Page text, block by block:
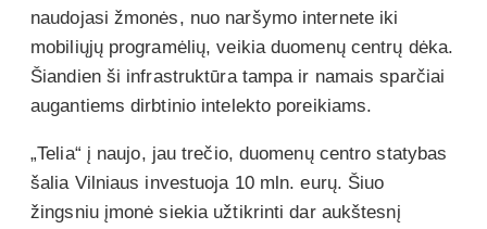
naudojasi žmonės, nuo naršymo internete iki
mobiliųjų programėlių, veikia duomenų centrų dėka.
Šiandien ši infrastruktūra tampa ir namais sparčiai
augantiems dirbtinio intelekto poreikiams.
„Telia“ į naujo, jau trečio, duomenų centro statybas
šalia Vilniaus investuoja 10 mln. eurų. Šiuo
žingsniu įmonė siekia užtikrinti dar aukštesnį